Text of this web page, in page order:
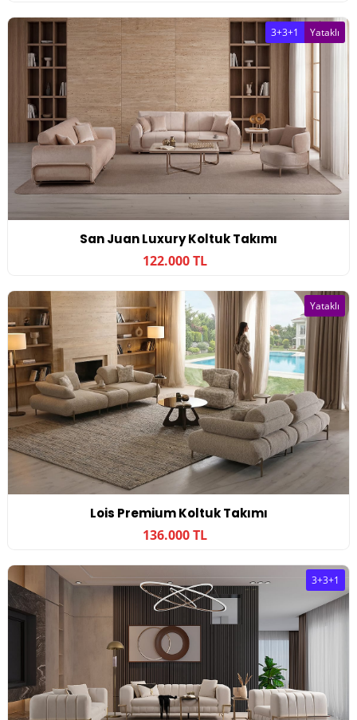
San Juan Luxury Koltuk Takımı
122.000 TL
3+3+1 Yataklı
Lois Premium Koltuk Takımı
136.000 TL
Yataklı
3+3+1